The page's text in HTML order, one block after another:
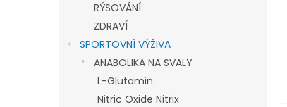
RÝSOVÁNÍ
ZDRAVÍ
SPORTOVNÍ VÝŽIVA
ANABOLIKA NA SVALY
L-Glutamin
Nitric Oxide Nitrix